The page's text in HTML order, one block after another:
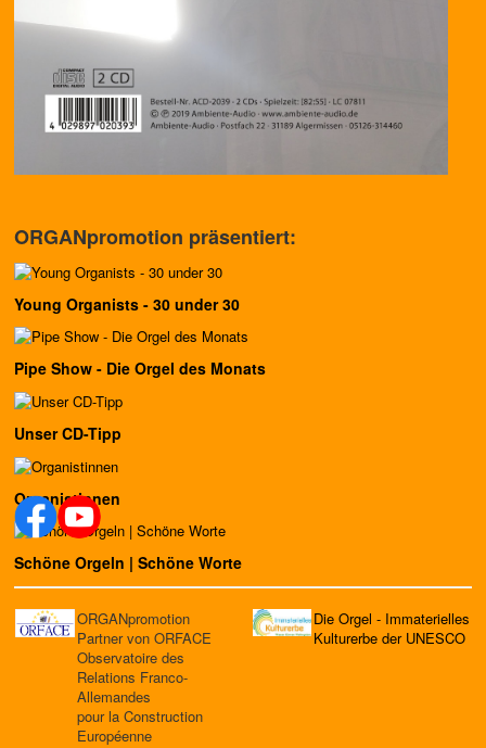
ORGANpromotion präsentiert:
Young Organists - 30 under 30
Pipe Show - Die Orgel des Monats
Unser CD-Tipp
Organistinnen
Schöne Orgeln | Schöne Worte
ORGANpromotion
Partner von ORFACE
Observatoire des
Relations Franco-
Allemandes
pour la Construction
Européenne
Die Orgel - Immaterielles
Kulturerbe der UNESCO